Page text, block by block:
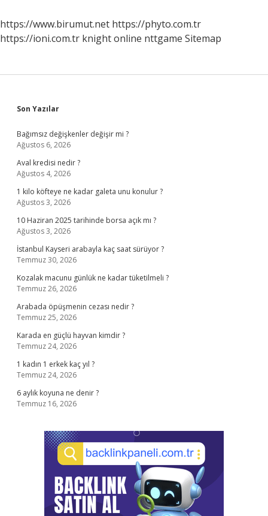
https://www.birumut.net https://phyto.com.tr
https://ioni.com.tr knight online nttgame Sitemap
Sidebar
Son Yazılar
Bağımsız değişkenler değişir mi ?
Ağustos 6, 2026
Aval kredisi nedir ?
Ağustos 4, 2026
1 kilo köfteye ne kadar galeta unu konulur ?
Ağustos 3, 2026
10 Haziran 2025 tarihinde borsa açık mı ?
Ağustos 3, 2026
İstanbul Kayseri arabayla kaç saat sürüyor ?
Temmuz 30, 2026
Kozalak macunu günlük ne kadar tüketilmeli ?
Temmuz 26, 2026
Arabada öpüşmenin cezası nedir ?
Temmuz 25, 2026
Karada en güçlü hayvan kimdir ?
Temmuz 24, 2026
1 kadın 1 erkek kaç yıl ?
Temmuz 24, 2026
6 aylık koyuna ne denir ?
Temmuz 16, 2026